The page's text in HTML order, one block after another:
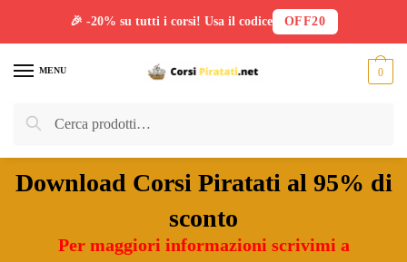
MENU
Cerca:
Cerca
0
Download Corsi Piratati al 95% di
sconto
Per maggiori informazioni scrivimi a
🎉 -20% su tutti i corsi! Usa il codice OFF20